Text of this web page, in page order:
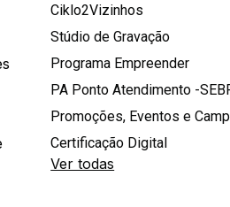
Ciklo2Vizinhos
Stúdio de Gravação
Programa Empreender
PA Ponto Atendimento -
Promoções, Eventos e
Certificação Digital
Ver todas